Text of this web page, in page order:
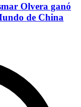
Olvera ganó
de China